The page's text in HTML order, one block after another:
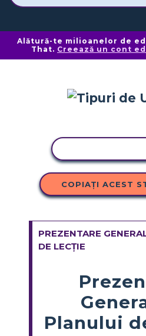
Alătură-te milioanelor de
That. Creează un cont
COPIAȚI ACEST
PREZENTARE
DE LECȚIE
Planului